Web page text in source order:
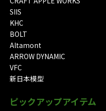
SIIS
KHC
BOLT
Altamont
ARROW DYNAMIC
VFC
新日本模型
ピックアップアイテム